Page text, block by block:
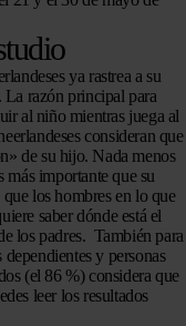
ya rastrea a su
La razón principal para
al niño mientras juega al
consideran que
de su hijo. Nada menos
más importante que su
los hombres en lo que
saber dónde está el
los padres. También para
y personas
(el 86 %) considera que
leer los resultados